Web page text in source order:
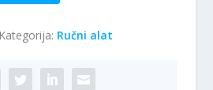
Kategorija: Ručni alat